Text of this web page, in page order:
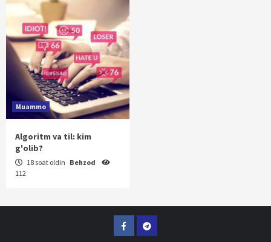
Muammo
Algoritm va til: kim
g'olib?
18 soat oldin Behzod
112
FacebookTelegram